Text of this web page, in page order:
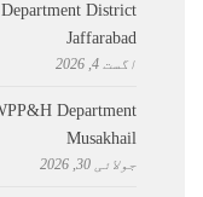
District
Jaffarabad
اگست 4, 2026
Department
Musakhail
جولائی 30, 2026